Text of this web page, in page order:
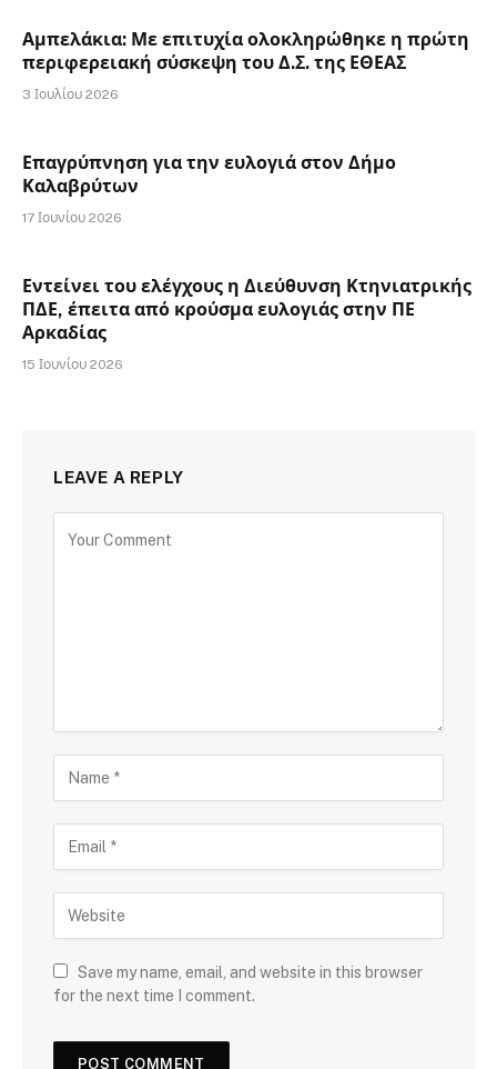
Αμπελάκια: Με επιτυχία ολοκληρώθηκε η πρώτη
περιφερειακή σύσκεψη του Δ.Σ. της ΕΘΕΑΣ
3 Ιουλίου 2026
Επαγρύπνηση για την ευλογιά στον Δήμο
Καλαβρύτων
17 Ιουνίου 2026
Εντείνει του ελέγχους η Διεύθυνση Κτηνιατρικής
ΠΔΕ, έπειτα από κρούσμα ευλογιάς στην ΠΕ
Αρκαδίας
15 Ιουνίου 2026
LEAVE A REPLY
Save my name, email, and website in this browser
for the next time I comment.